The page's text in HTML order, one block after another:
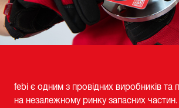
febi є одним з провідних виробників та
на незалежному ринку запасних